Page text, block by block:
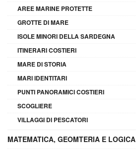
AREE MARINE PROTETTE
GROTTE DI MARE
ISOLE MINORI DELLA SARDEGNA
ITINERARI COSTIERI
MARE DI STORIA
MARI IDENTITARI
PUNTI PANORAMICI COSTIERI
SCOGLIERE
VILLAGGI DI PESCATORI
MATEMATICA, GEOMTERIA E LOGICA